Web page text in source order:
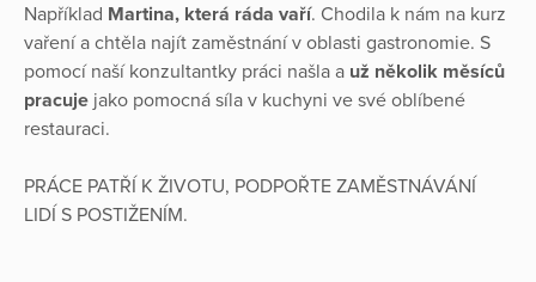
Například Martina, která ráda vaří. Chodila k nám na kurz
vaření a chtěla najít zaměstnání v oblasti gastronomie. S
pomocí naší konzultantky práci našla a už několik měsíců
pracuje jako pomocná síla v kuchyni ve své oblíbené
restauraci.
PRÁCE PATŘÍ K ŽIVOTU, PODPOŘTE ZAMĚSTNÁVÁNÍ
LIDÍ S POSTIŽENÍM.